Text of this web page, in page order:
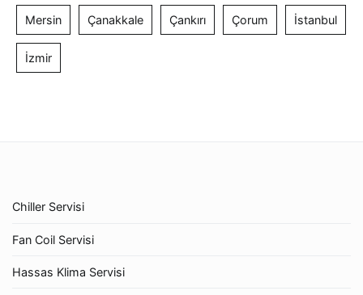
Mersin Çanakkale Çankırı Çorum İstanbul
İzmir
Chiller Servisi
Fan Coil Servisi
Hassas Klima Servisi